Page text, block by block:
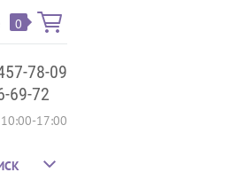
0
78-09
69-72
17:00